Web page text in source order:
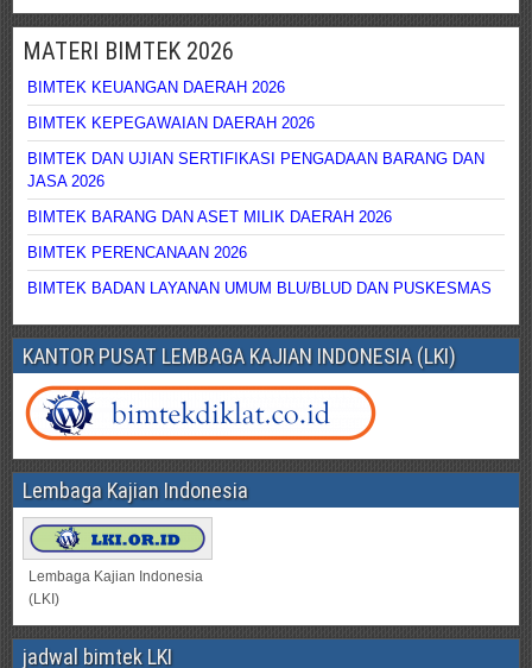
MATERI BIMTEK 2026
BIMTEK KEUANGAN DAERAH 2026
BIMTEK KEPEGAWAIAN DAERAH 2026
BIMTEK DAN UJIAN SERTIFIKASI PENGADAAN BARANG DAN
JASA 2026
BIMTEK BARANG DAN ASET MILIK DAERAH 2026
BIMTEK PERENCANAAN 2026
BIMTEK BADAN LAYANAN UMUM BLU/BLUD DAN PUSKESMAS
KANTOR PUSAT LEMBAGA KAJIAN INDONESIA (LKI)
Lembaga Kajian Indonesia
Lembaga Kajian Indonesia
(LKI)
jadwal bimtek LKI